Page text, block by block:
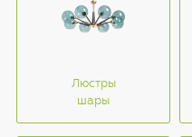
Люстры
шары